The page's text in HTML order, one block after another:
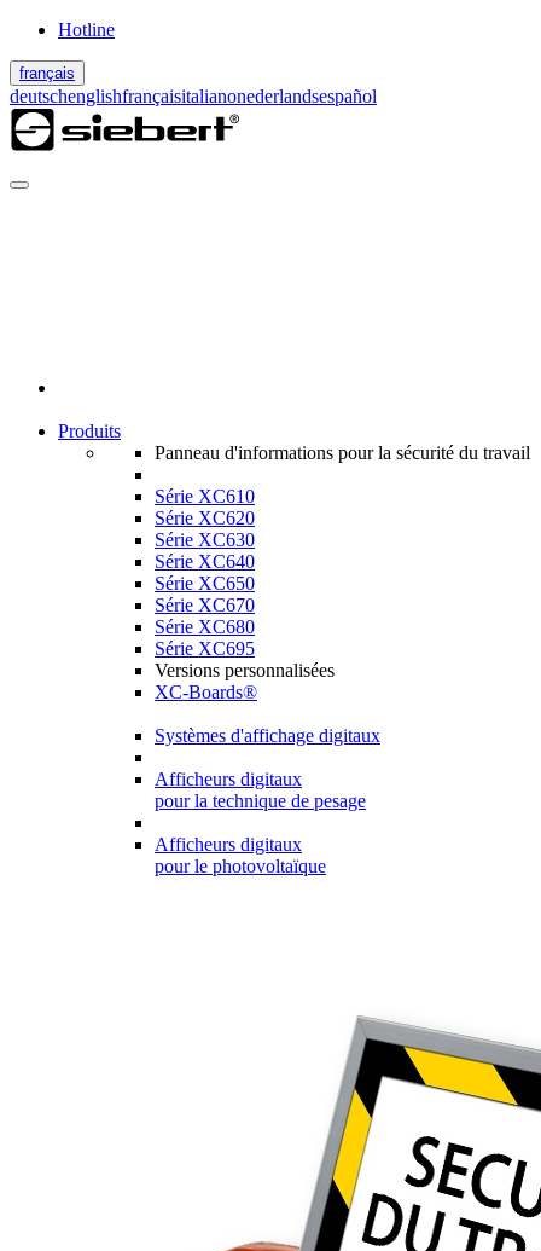
Hotline
français
deutschenglishfrançaisitalianonederlandsespañol
Produits
Panneau d'informations pour la sécurité du travail
Série XC610
Série XC620
Série XC630
Série XC640
Série XC650
Série XC670
Série XC680
Série XC695
Versions personnalisées
XC-Boards®
Systèmes d'affichage digitaux
Afficheurs digitaux
pour la technique de pesage
Afficheurs digitaux
pour le photovoltaïque